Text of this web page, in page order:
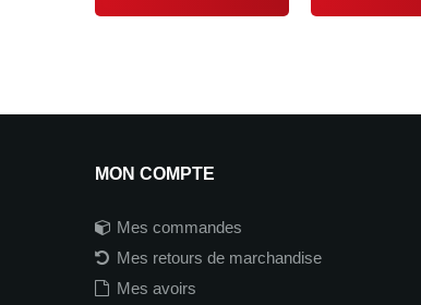
MON COMPTE
Mes commandes
Mes retours de marchandise
Mes avoirs